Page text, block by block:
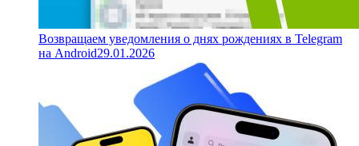
Возвращаем уведомления о днях рождениях в Telegram
на Android29.01.2026